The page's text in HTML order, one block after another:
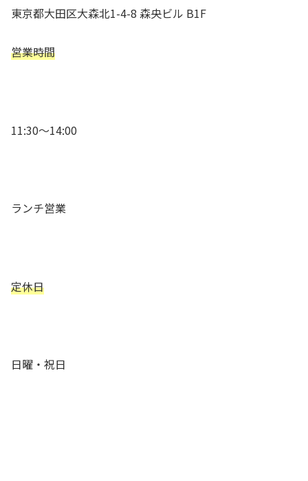
東京都大田区大森北1-4-8 森央ビル B1F
営業時間
11:30～14:00
ランチ営業
定休日
日曜・祝日